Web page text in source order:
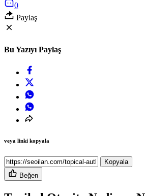
0
Paylaş
Bu Yazıyı Paylaş
veya linki kopyala
Kopyala
Beğen